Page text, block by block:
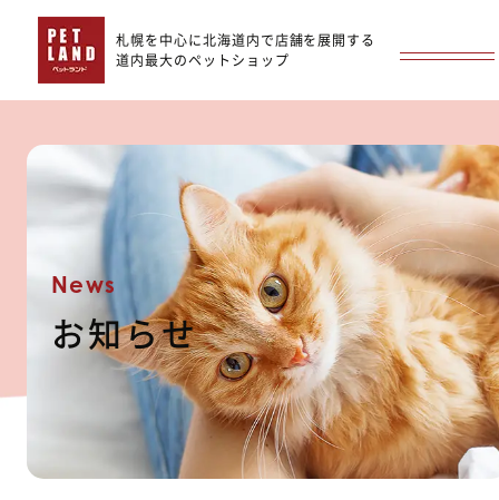
札幌を中心に北海道内で店舗を展開する
道内最大のペットショップ
News
お知らせ